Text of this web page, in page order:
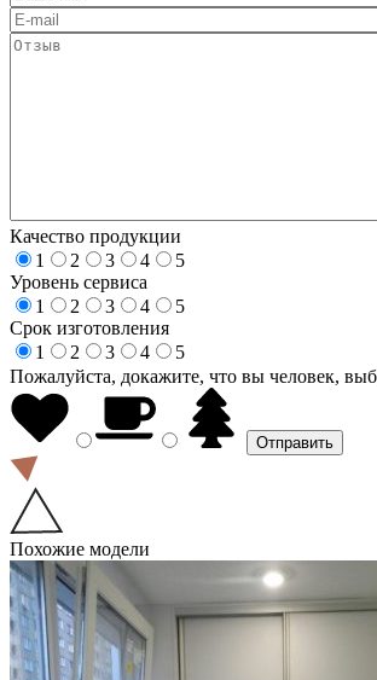
Качество продукции
1
2 3 4
5
Уровень сервиса
1
2 3 4
5
Срок изготовления
1
2 3 4
5
Пожалуйста, докажите, что вы человек,
Похожие модели